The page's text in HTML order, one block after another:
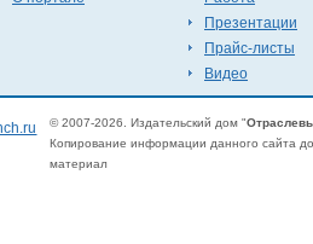
Презентации
Прайс-листы
Видео
© 2007-2026. Издательский дом "
Копирование информации данного сайта
материал